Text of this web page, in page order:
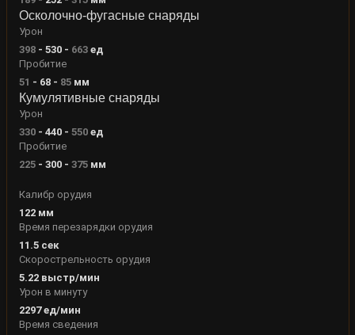
Осколочно-фугасные снаряды
Урон
398- 530- 663ед
Пробитие
51 - 68- 85 мм
Кумулятивные снаряды
Урон
330- 440- 550ед
Пробитие
225- 300- 375 мм
Калибр орудия
122мм
Время перезарядки орудия
11.5сек
Скорострельность орудия
5.22выстр/мин
Урон в минуту
2297ед/мин
Время сведения